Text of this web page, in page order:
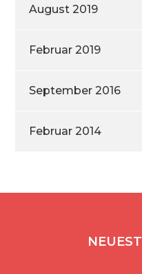
August 2019
Februar 2019
September 2016
Februar 2014